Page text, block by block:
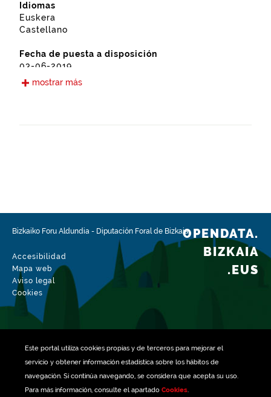
Este portal utiliza cookiespropias y de terceros para mejorar el
servicio y obtener información estadística sobre los hábitos de
navegación. Si continúa navegando, se considera que acepta su uso.
Para más información, consulte el apartado Cookies.
Idiomas
Euskera
Castellano
Fecha de puesta a disposición
03-06-2019
Fecha de modificación del conjunto de datos
mostrar más
Bizkaiko Foru Aldundia - Diputación Foral de Bizkaia
Accesibilidad
Mapa web
Aviso legal
Cookies
OPENDATA.
BIZKAIA
.EUS